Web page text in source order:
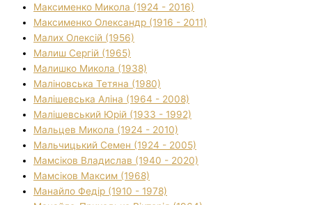
Максименко Микола (1924 - 2016)
Максименко Олександр (1916 - 2011)
Малих Олексій (1956)
Малиш Сергій (1965)
Малишко Микола (1938)
Маліновська Тетяна (1980)
Малішевська Аліна (1964 - 2008)
Малішевський Юрій (1933 - 1992)
Мальцев Микола (1924 - 2010)
Мальчицький Семен (1924 - 2005)
Мамсіков Владислав (1940 - 2020)
Мамсіков Максим (1968)
Манайло Федір (1910 - 1978)